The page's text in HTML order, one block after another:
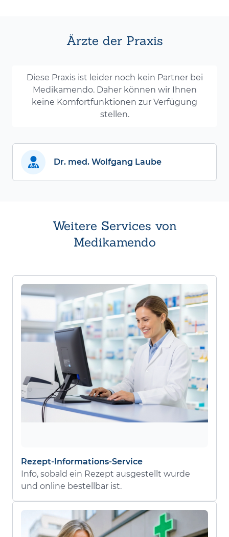
Ärzte der Praxis
Diese Praxis ist leider noch kein Partner bei
Medikamendo. Daher können wir Ihnen
keine Komfortfunktionen zur Verfügung
stellen.
Dr. med. Wolfgang Laube
Weitere Services von
Medikamendo
Rezept-Informations-Service
Info, sobald ein Rezept ausgestellt wurde
und online bestellbar ist.